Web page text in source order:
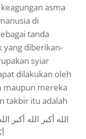
asma
di
tanda
yang diberikan-
syiar
dilakukan oleh
maupun mereka
takbir itu adalah
الله أكبر الله أكبر